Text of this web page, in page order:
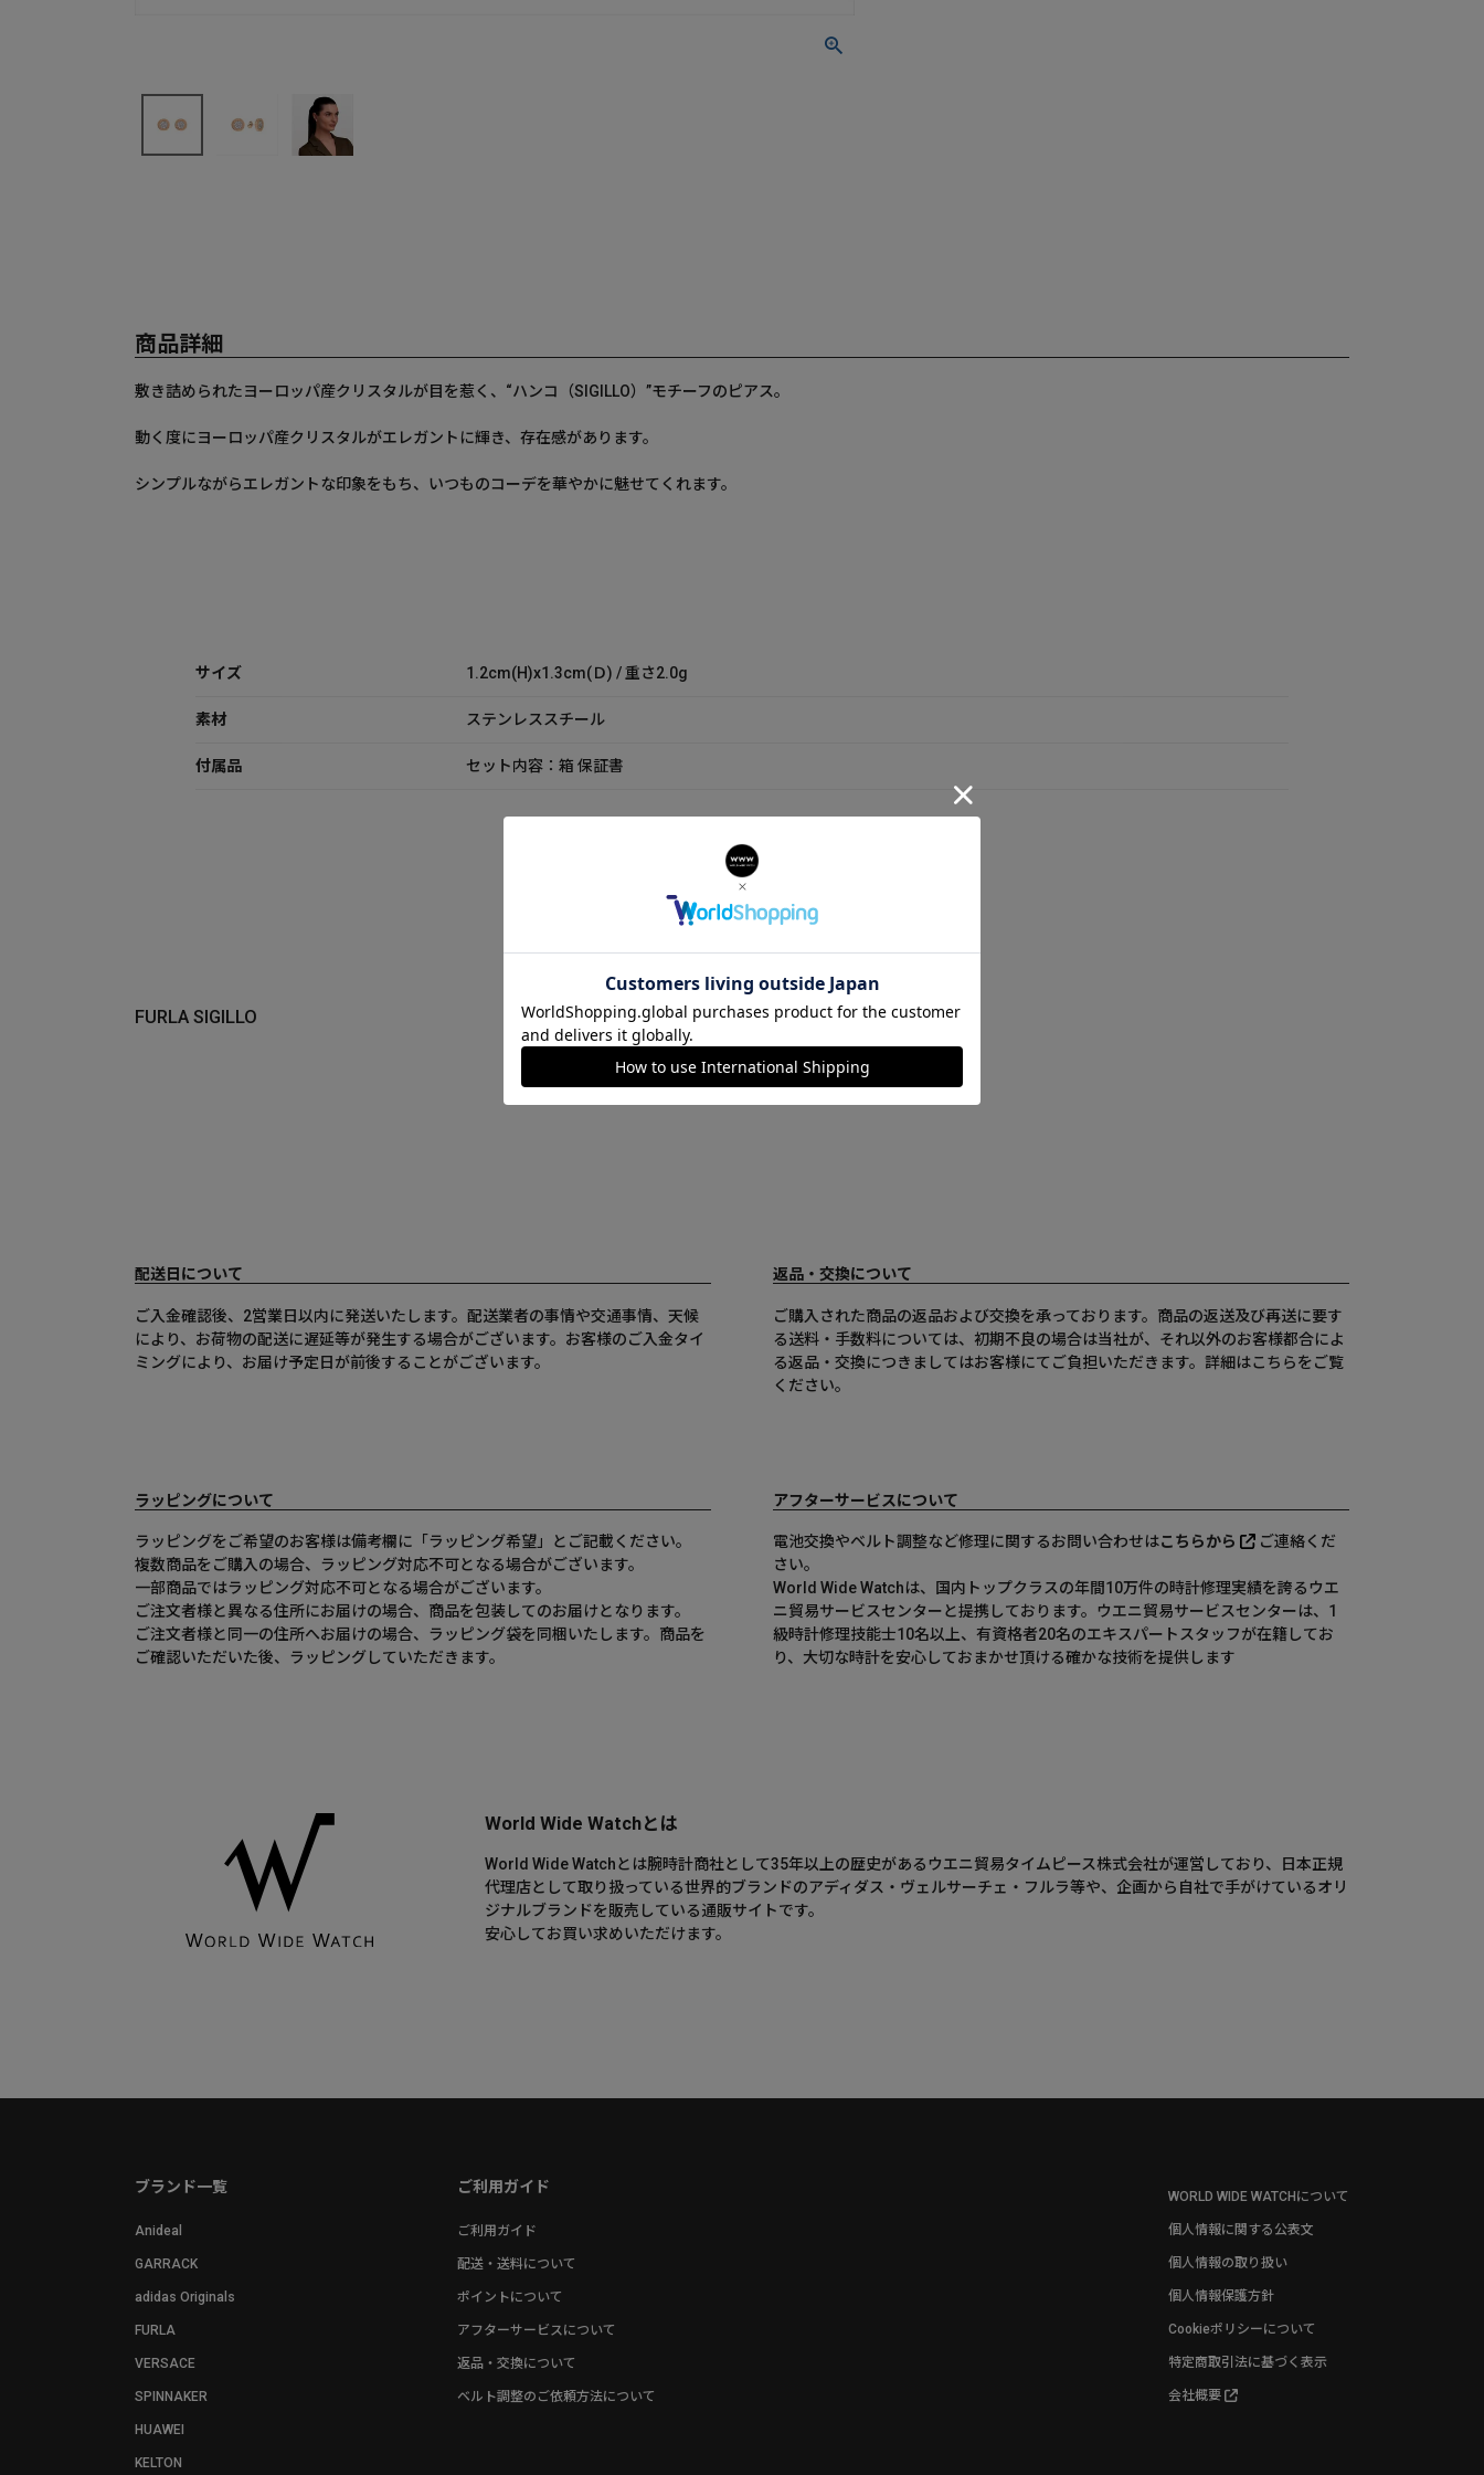
商品詳細
敷き詰められたヨーロッパ産クリスタルが目を惹く、“ハンコ（SIGILLO）”モチーフのピアス。
動く度にヨーロッパ産クリスタルがエレガントに輝き、存在感があります。
シンプルながらエレガントな印象をもち、いつものコーデを華やかに魅せてくれます。
サイズ 1.2cm(H)x1.3cm(Ｄ) / 重さ2.0g
素材 ステンレススチール
付属品 セット内容：箱 保証書
FURLA SIGILLO
配送日について
ご入金確認後、2営業日以内に発送いたします。配送業者の事情や交通事情、天候
により、お荷物の配送に遅延等が発生する場合がございます。お客様のご入金タイ
ミングにより、お届け予定日が前後することがございます。
返品・交換について
ご購入された商品の返品および交換を承っております。商品の返送及び再送に要す
る送料・手数料については、初期不良の場合は当社が、それ以外のお客様都合によ
る返品・交換につきましてはお客様にてご負担いただきます。詳細はこちらをご覧
ください。
ラッピングについて
ラッピングをご希望のお客様は備考欄に「ラッピング希望」とご記載ください。
複数商品をご購入の場合、ラッピング対応不可となる場合がございます。
一部商品ではラッピング対応不可となる場合がございます。
ご注文者様と異なる住所にお届けの場合、商品を包装してのお届けとなります。
ご注文者様と同一の住所へお届けの場合、ラッピング袋を同梱いたします。商品を
ご確認いただいた後、ラッピングしていただきます。
アフターサービスについて
電池交換やベルト調整など修理に関するお問い合わせはこちらから
ご連絡くだ
さい。
World Wide Watchは、国内トップクラスの年間10万件の時計修理実績を誇るウエ
ニ貿易サービスセンターと提携しております。ウエニ貿易サービスセンターは、1
級時計修理技能士10名以上、有資格者20名のエキスパートスタッフが在籍してお
り、大切な時計を安心しておまかせ頂ける確かな技術を提供します
World Wide Watchとは
World Wide Watchとは腕時計商社として35年以上の歴史があるウエニ貿易タイムピース株式会社が運営しており、日本正規
代理店として取り扱っている世界的ブランドのアディダス・ヴェルサーチェ・フルラ等や、企画から自社で手がけているオリ
ジナルブランドを販売している通販サイトです。
安心してお買い求めいただけます。
ブランド一覧
Anideal
GARRACK
adidas Originals
FURLA
VERSACE
SPINNAKER
HUAWEI
KELTON
ご利用ガイド
ご利用ガイド
配送・送料について
ポイントについて
アフターサービスについて
返品・交換について
ベルト調整のご依頼方法について
WORLD WIDE WATCHについて
個人情報に関する公表文
個人情報の取り扱い
個人情報保護方針
Cookieポリシーについて
特定商取引法に基づく表示
会社概要